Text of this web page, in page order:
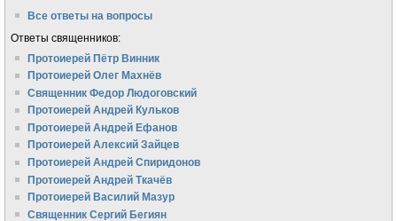
Все ответы на вопросы
Ответы священников:
Протоиерей Пётр Винник
Протоиерей Олег Махнёв
Священник Федор Людоговский
Протоиерей Андрей Кульков
Протоиерей Андрей Ефанов
Протоиерей Алексий Зайцев
Протоиерей Андрей Спиридонов
Протоиерей Андрей Ткачёв
Протоиерей Василий Мазур
Священник Сергий Бегиян